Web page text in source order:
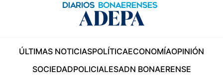
ÚLTIMAS NOTICIASPOLÍTICAECONOMÍAOPINIÓN
SOCIEDADPOLICIALESADN BONAERENSE